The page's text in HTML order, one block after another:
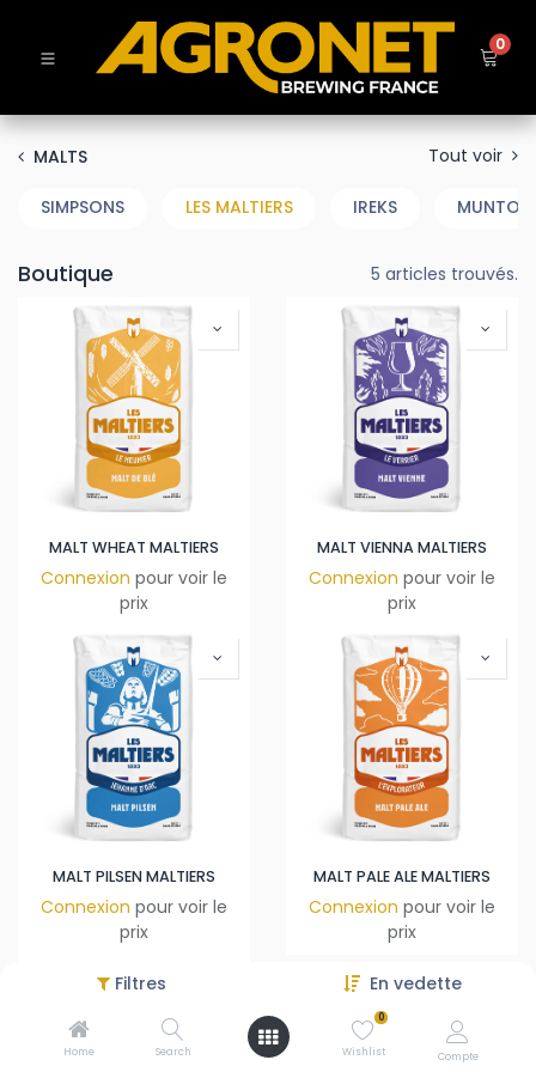
Filtres En vedette
Home Search
0
Wishlist Compte
0
MALTS Tout voir
SIMPSONS LES MALTIERS IREKS
Boutique 5 articles trouvés.
MALT WHEAT MALTIERS
Connexion pour voir le
prix
MALT VIENNA MALTIERS
Connexion pour voir le
prix
MALT PILSEN MALTIERS
Connexion pour voir le
prix
MALT PALE ALE MALTIERS
Connexion pour voir le
prix